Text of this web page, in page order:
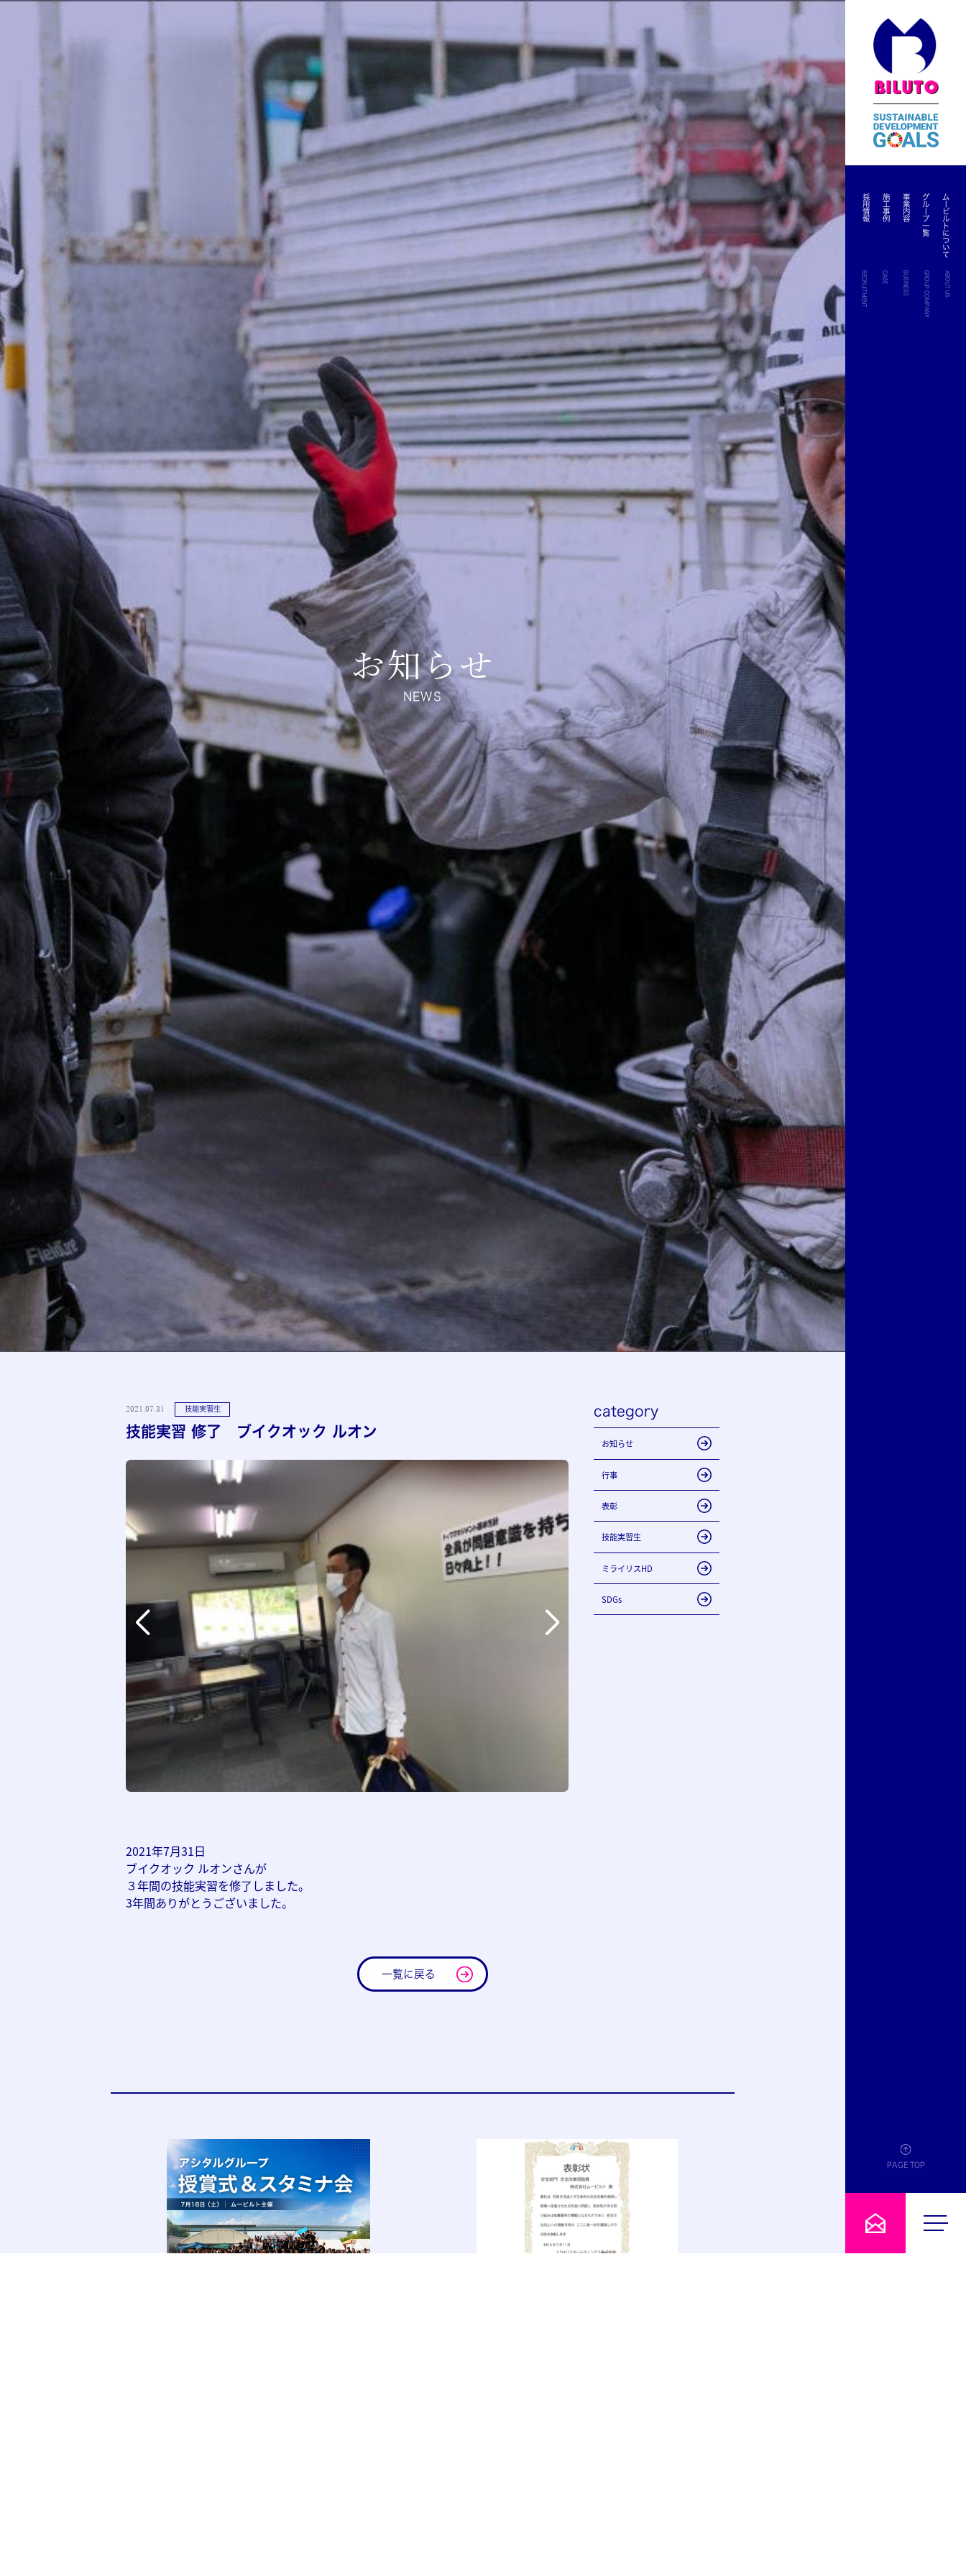
採用情報 施工事例 事業内容 グループ一覧 ムービルトについて
RECRUITMENT CASE BUSINESS GROUP COMPANY ABOUT US
PAGE TOP
お知らせ
NEWS
category
お知らせ
行事
表彰
技能実習生
ミライリスHD
SDGs
2021.07.31 技能実習生
技能実習 修了 ブイクオック ルオン
2021年7月31日
ブイクオック ルオンさんが
３年間の技能実習を修了しました。
3年間ありがとうございました。
一覧に戻る